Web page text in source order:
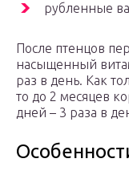
рубленные
После птенцов
насыщенный
раз в день. Как
то до 2 месяцев
дней – 3 раза в